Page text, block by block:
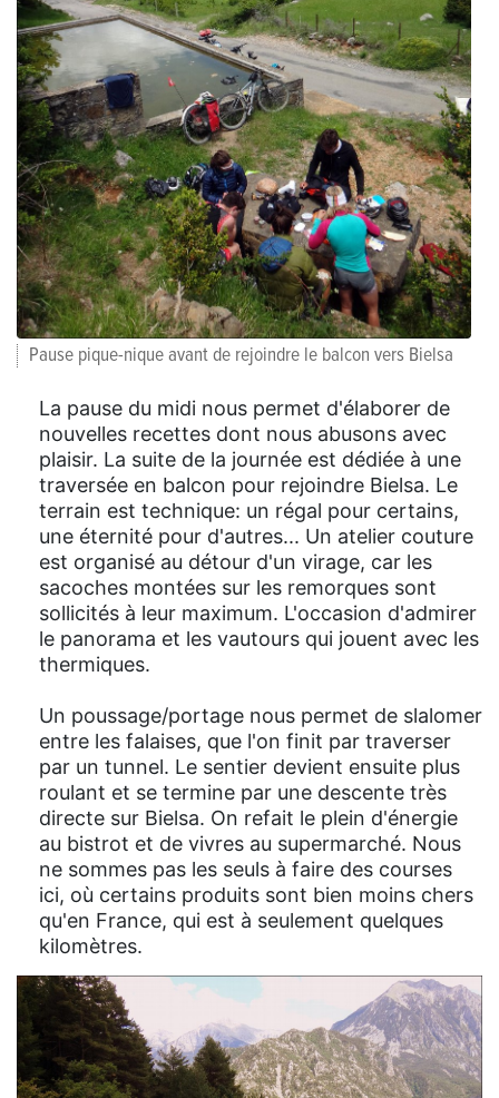
Pause pique-nique avant de rejoindre le balcon vers Bielsa
La pause du midi nous permet d'élaborer de
nouvelles recettes dont nous abusons avec
plaisir. La suite de la journée est dédiée à une
traversée en balcon pour rejoindre Bielsa. Le
terrain est technique: un régal pour certains,
une éternité pour d'autres... Un atelier couture
est organisé au détour d'un virage, car les
sacoches montées sur les remorques sont
sollicités à leur maximum. L'occasion d'admirer
le panorama et les vautours qui jouent avec les
thermiques.
Un poussage/portage nous permet de slalomer
entre les falaises, que l'on finit par traverser
par un tunnel. Le sentier devient ensuite plus
roulant et se termine par une descente très
directe sur Bielsa. On refait le plein d'énergie
au bistrot et de vivres au supermarché. Nous
ne sommes pas les seuls à faire des courses
ici, où certains produits sont bien moins chers
qu'en France, qui est à seulement quelques
kilomètres.